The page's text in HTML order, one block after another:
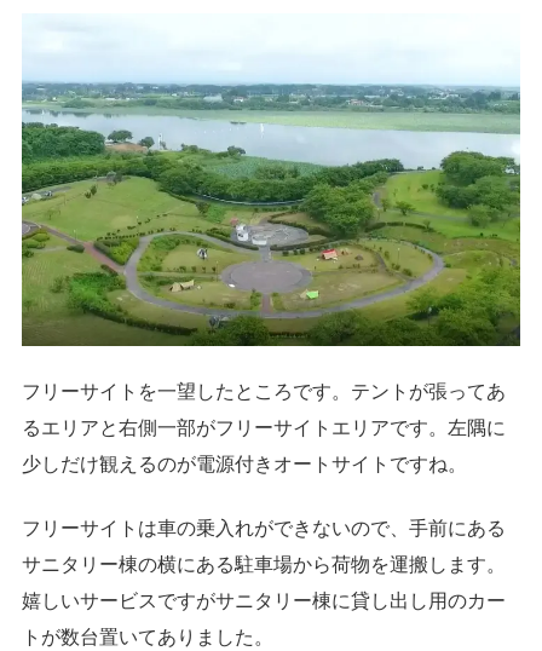
フリーサイトを一望したところです。テントが張ってあ
るエリアと右側一部がフリーサイトエリアです。左隅に
少しだけ観えるのが電源付きオートサイトですね。
フリーサイトは車の乗入れができないので、手前にある
サニタリー棟の横にある駐車場から荷物を運搬します。
嬉しいサービスですがサニタリー棟に貸し出し用のカー
トが数台置いてありました。